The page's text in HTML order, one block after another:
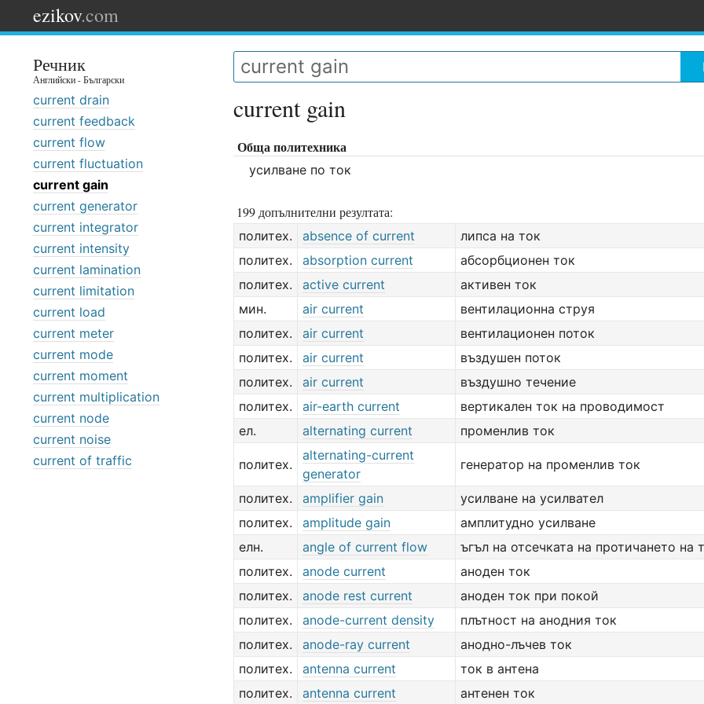
ezikov.com
Речник
Английски - Български
current drain
current feedback
current flow
current fluctuation
current gain
current generator
current integrator
current intensity
current lamination
current limitation
current load
current meter
current mode
current moment
current multiplication
current node
current noise
current of traffic
current gain
Обща политехника
усилване по ток
199 допълнителни резултата:
политех. absence of current
липса на ток
политех.
absorption current
абсорбционен ток
политех.
active current
активен ток
мин.
air current
вентилационна струя
политех.
air current
вентилационен поток
политех.
air current
въздушен поток
политех.
air current
въздушно течение
политех.
air-earth current
вертикален ток на проводимост
ел.
alternating current променлив ток
политех.
alternating-current
generator
генератор на променлив ток
политех. amplifier gain
усилване на усилвател
политех.
amplitude gain
амплитудно усилване
елн.
angle of current flow
ъгъл на отсечката на протичането на
политех.
anode current
аноден ток
политех.
anode rest current
аноден ток при покой
политех.
anode-current density
плътност на анодния ток
политех.
anode-ray current
анодно-лъчев ток
политех.
antenna current
ток в антена
политех.
antenna current антенен ток